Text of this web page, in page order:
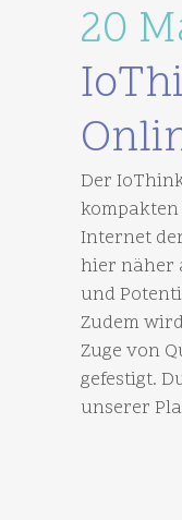
20
Der
kompakten
Internet
hier näher
und
Zudem
Zuge von
gefestigt.
unserer